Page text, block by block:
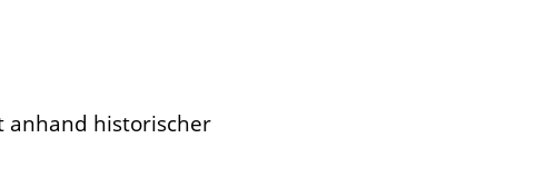
anhand historischer